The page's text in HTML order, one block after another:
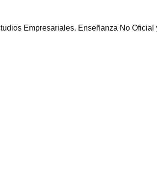
Empresariales. Enseñanza No